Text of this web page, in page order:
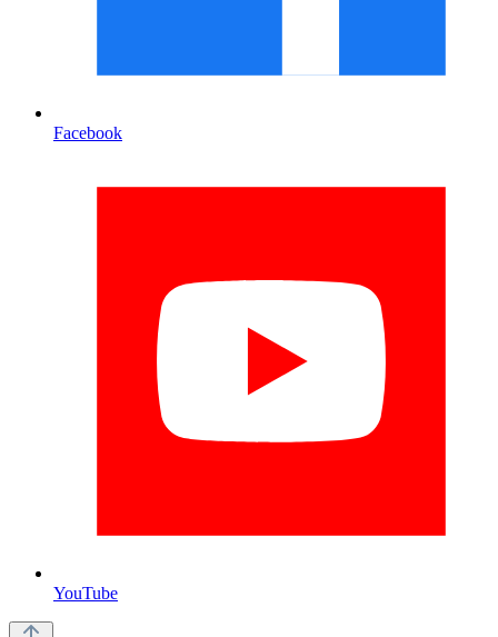
Facebook
YouTube